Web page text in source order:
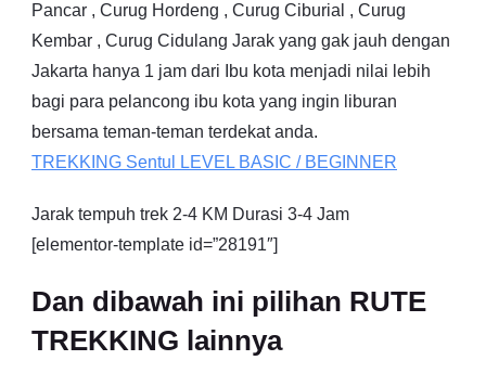
Pancar , Curug Hordeng , Curug Ciburial , Curug
Kembar , Curug Cidulang Jarak yang gak jauh dengan
Jakarta hanya 1 jam dari Ibu kota menjadi nilai lebih
bagi para pelancong ibu kota yang ingin liburan
bersama teman-teman terdekat anda.
TREKKING Sentul LEVEL BASIC / BEGINNER
Jarak tempuh trek 2-4 KM Durasi 3-4 Jam
[elementor-template id=”28191″]
Dan dibawah ini pilihan RUTE
TREKKING lainnya